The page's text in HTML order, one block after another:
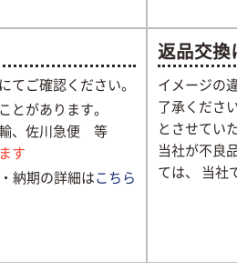
てご確認ください。
とがあります。
、佐川急便 等
す
納期の詳細はこちら
返品交換
イメージの
了承くださ
とさせてい
当社が不良
ては、 当社